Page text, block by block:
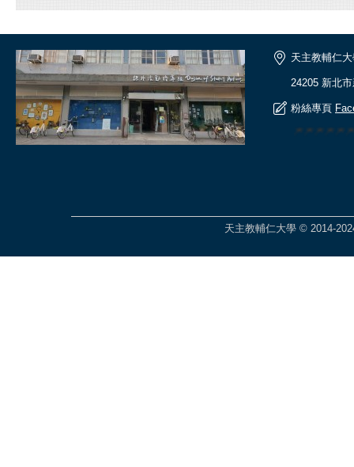
天主教輔仁
24205 新北
粉絲專頁
天主教輔仁大學 © 2014-